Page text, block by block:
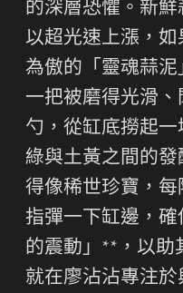
的深層恐懼。新
以超光速上漲，
為傲的「靈魂蒜
一把被磨得光滑
勺，從缸底撈起
綠與土黃之間的
得像稀世珍寶，
指彈一下缸邊，
的震動」**，以助
就在廖沾沾專注